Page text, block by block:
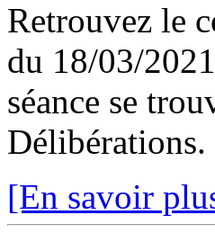
Retrouvez le
du 18/03/
séance se
Délibérations.
[En savoir